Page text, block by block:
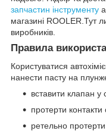
запчастин інструменту
магазині ROOLER.Тут
виробників.
Правила
Користуватися
нанести пасту на
вставити клапан у
протерти
ретельно